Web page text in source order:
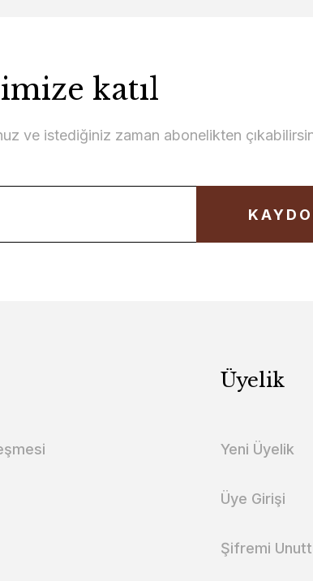
katıl
ve istediğiniz zaman abonelikten
Üyelik
Yeni Üyelik
Üye Girişi
Şifremi